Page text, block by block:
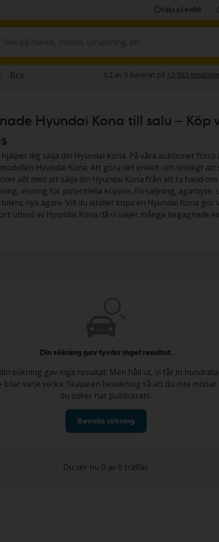
Sälja på Kvdbil
Hyundai Kona till salu – Köp
dig sälja din Hyundai Kona. På våra auktioner
Hyundai Kona. Att göra det enkelt och smidigt att
allt med att sälja din Hyundai Kona från att ta hand
visning för potentiella köpare, försäljning, ägarbyte,
nya ägare. Vill du istället köpa en Hyundai Kona
utbud av Hyundai Kona då vi säljer många begagnade
Din sökning gav tyvärr inget resultat.
sökning gav inga resultat. Men håll ut, vi får in
bilar varje vecka. Skapa en bevakning så att du inte
du söker har publicerats.
Bevaka sökning
Du ser nu 0 av 0 träffar